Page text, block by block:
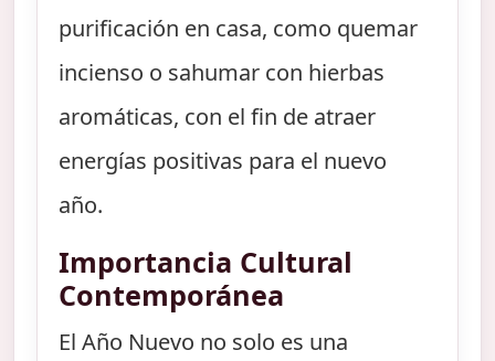
purificación en casa, como quemar
incienso o sahumar con hierbas
aromáticas, con el fin de atraer
energías positivas para el nuevo
año.
Importancia Cultural
Contemporánea
El Año Nuevo no solo es una